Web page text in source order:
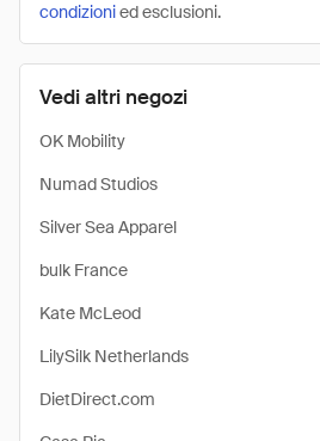
Vedi altri negozi
OK Mobility
Numad Studios
Silver Sea Apparel
bulk France
Kate McLeod
LilySilk Netherlands
DietDirect.com
condizionied esclusioni.